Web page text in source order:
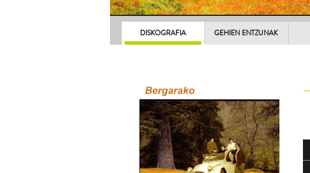
DISKOGRAFIA GEHIEN ENTZUNAK